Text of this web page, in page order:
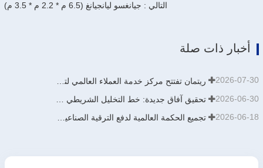
التالي : جيانغسو ليانجيانغ (6.5 م * 2.2 م * 3.5 م)
أخبار ذات صلة
2026-07-30
2026-06-30
تجميع الحكمة العالمية لدفع الترقية الصناعية | اختتام أول دورة تدريبية دولية لتكنولوجيا الجلفنة المستمرة عالية الجودة من جالف إنفو الصين بنجاح 2026-06-18